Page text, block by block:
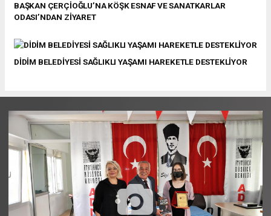
BAŞKAN ÇERÇİOĞLU’NA KÖŞK ESNAF VE SANATKARLAR
ODASI’NDAN ZİYARET
DİDİM BELEDİYESİ SAĞLIKLI YAŞAMI HAREKETLE DESTEKLİYOR